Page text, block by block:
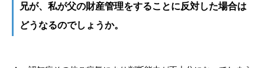
兄が、私が父の財産管理をすることに反対した場合は
どうなるのでしょうか。